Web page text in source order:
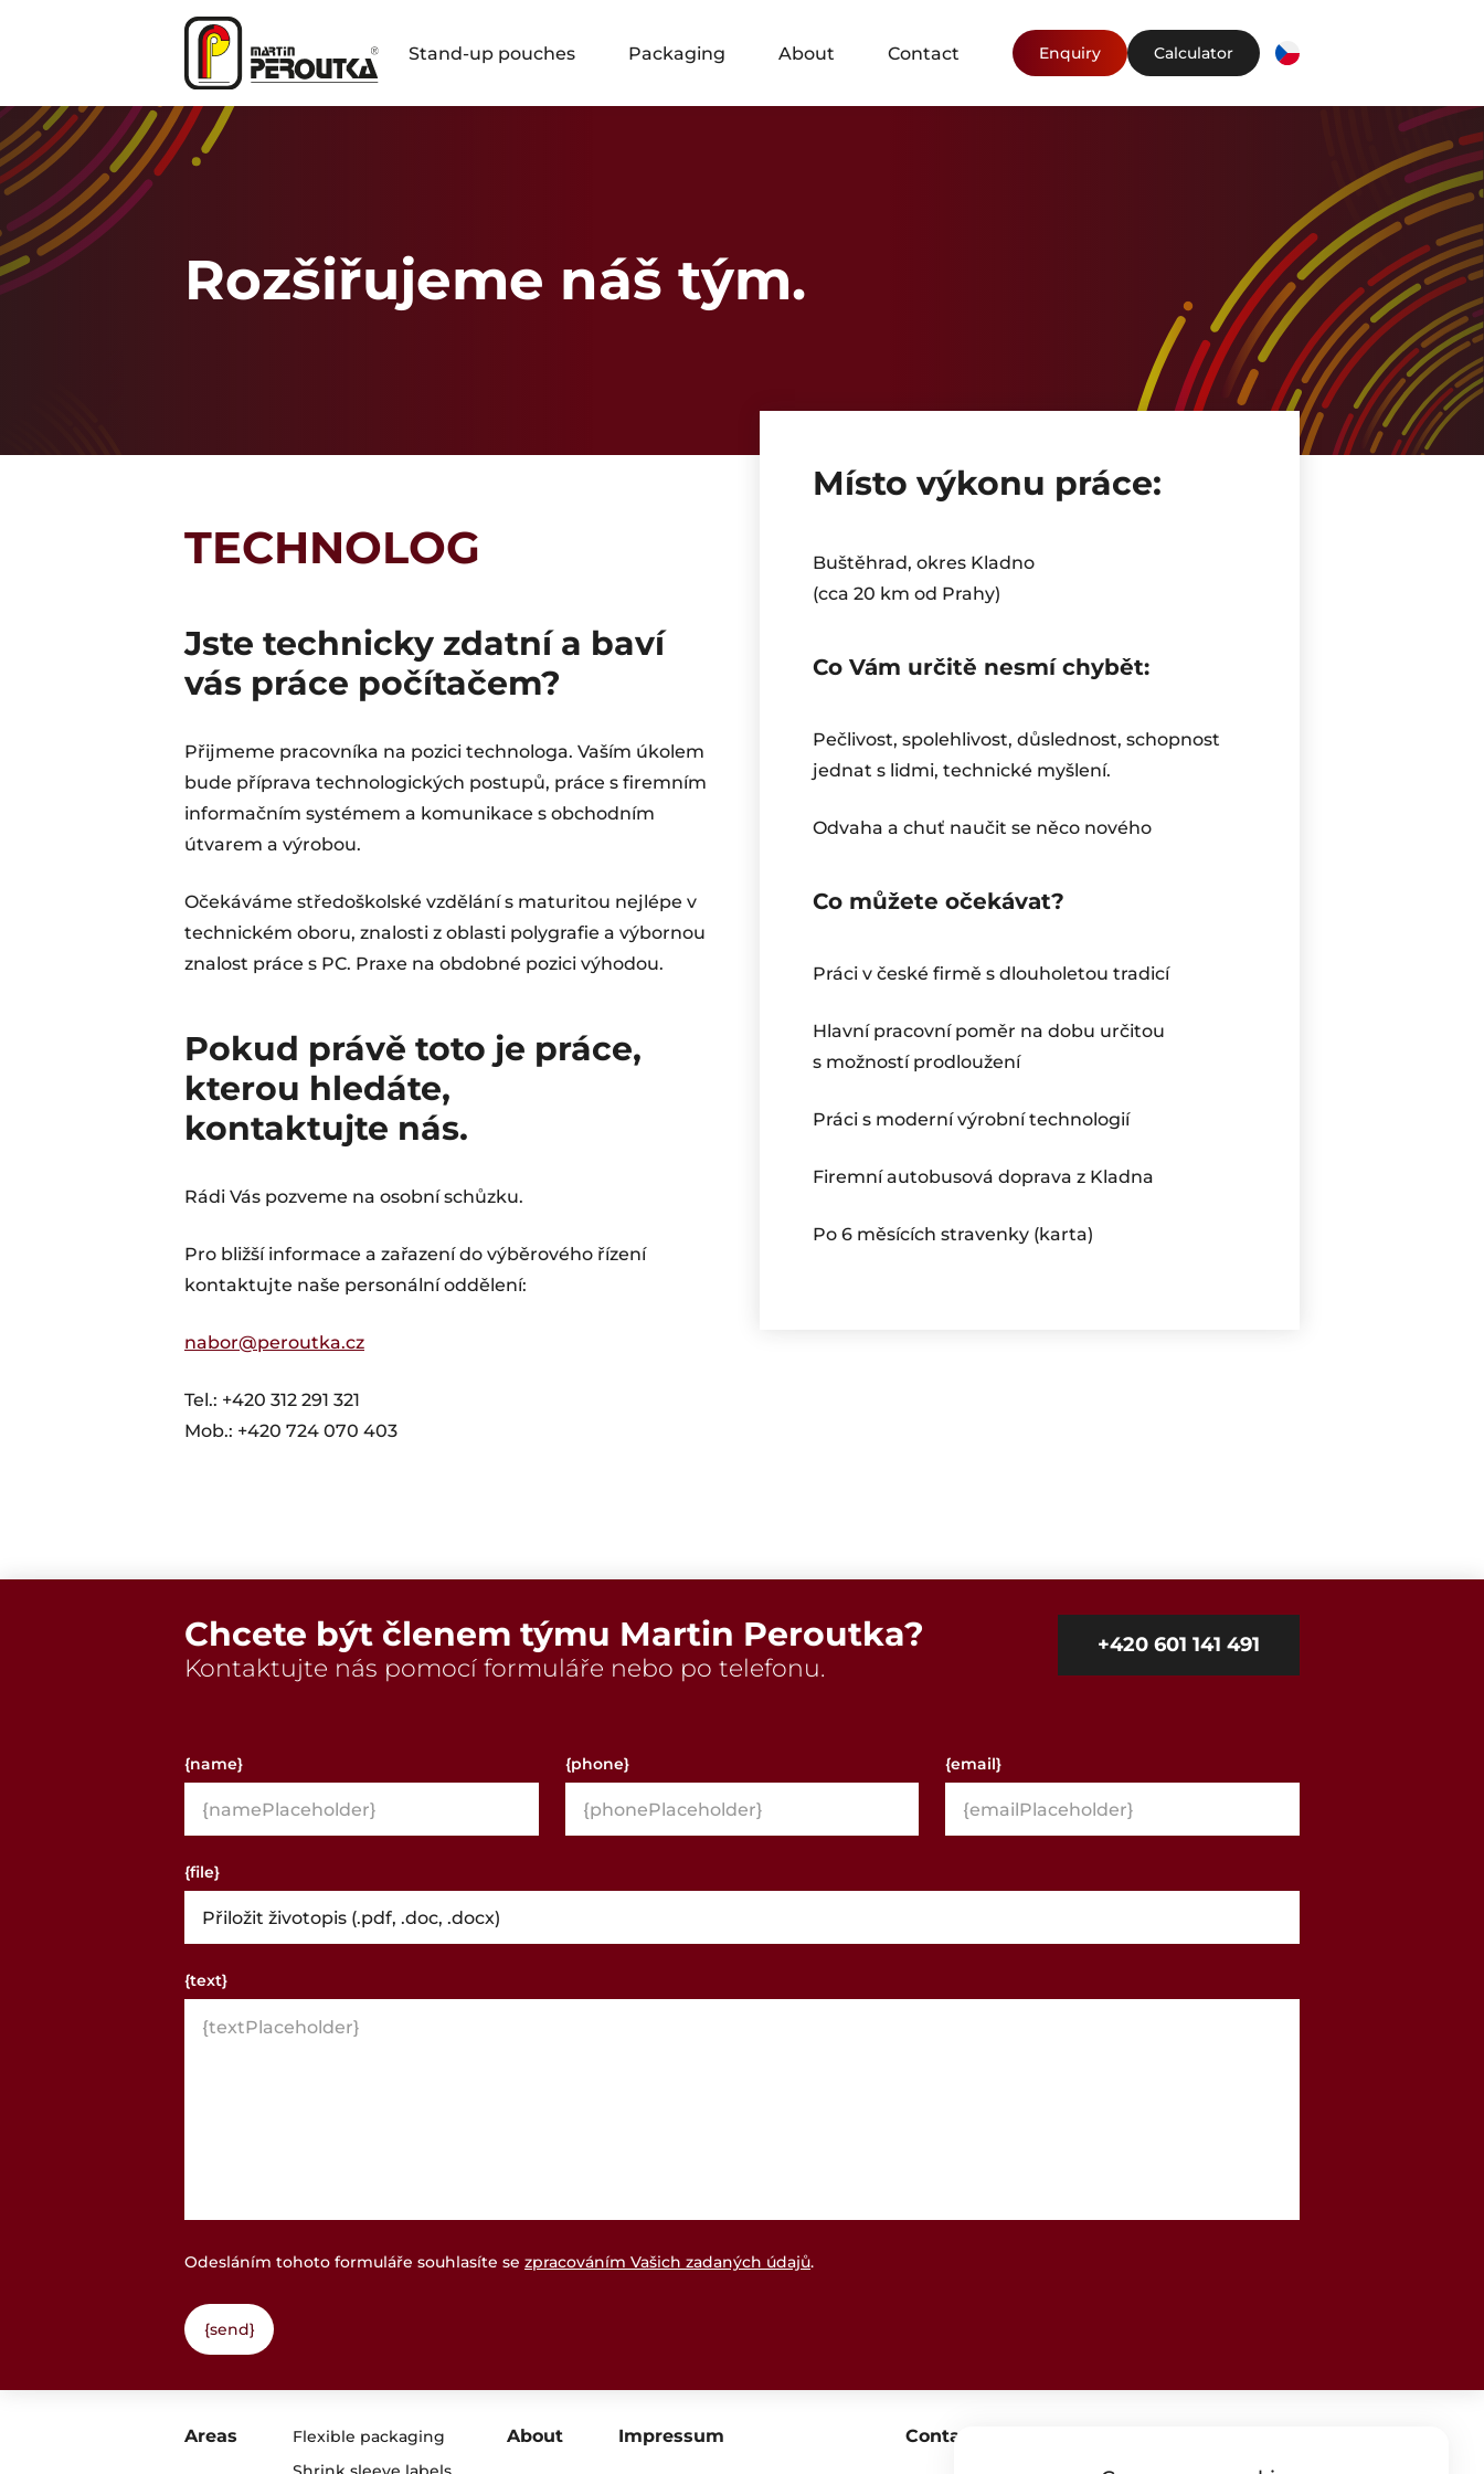
Stand-up pouches Packaging About Contact Enquiry Calculator
Rozšiřujeme náš tým.
TECHNOLOG
Jste technicky zdatní a baví
vás práce počítačem?
Přijmeme pracovníka na pozici technologa. Vaším úkolem
bude příprava technologických postupů, práce s firemním
informačním systémem a komunikace s obchodním
útvarem a výrobou.
Očekáváme středoškolské vzdělání s maturitou nejlépe v
technickém oboru, znalosti z oblasti polygrafie a výbornou
znalost práce s PC. Praxe na obdobné pozici výhodou.
Pokud právě toto je práce,
kterou hledáte,
kontaktujte nás.
Rádi Vás pozveme na osobní schůzku.
Pro bližší informace a zařazení do výběrového řízení
kontaktujte naše personální oddělení:
nabor@peroutka.cz
Tel.: +420 312 291 321
Mob.: +420 724 070 403
Místo výkonu práce:
Buštěhrad, okres Kladno
(cca 20 km od Prahy)
Co Vám určitě nesmí chybět:
Pečlivost, spolehlivost, důslednost, schopnost
jednat s lidmi, technické myšlení.
Odvaha a chuť naučit se něco nového
Co můžete očekávat?
Práci v české firmě s dlouholetou tradicí
Hlavní pracovní poměr na dobu určitou
s možností prodloužení
Práci s moderní výrobní technologií
Firemní autobusová doprava z Kladna
Po 6 měsících stravenky (karta)
Chcete být členem týmu Martin Peroutka?
Kontaktujte nás pomocí formuláře nebo po telefonu.
+420 601 141 491
{name} {phone} {email}
{file}
Přiložit životopis (.pdf, .doc, .docx)
{text}
Odesláním tohoto formuláře souhlasíte se zpracováním Vašich zadaných údajů.
Areas
Flexible packaging
About Impressum Contact